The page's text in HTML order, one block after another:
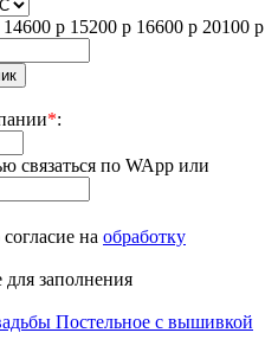
14600 р 15200 р 16600 р 20100 р
*:
связаться по WApp или
на обработку
заполнения
Постельное с вышивкой